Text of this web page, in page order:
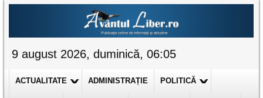
9 august 2026, duminică, 06:05
ACTUALITATE ADMINISTRAȚIE POLITICĂ